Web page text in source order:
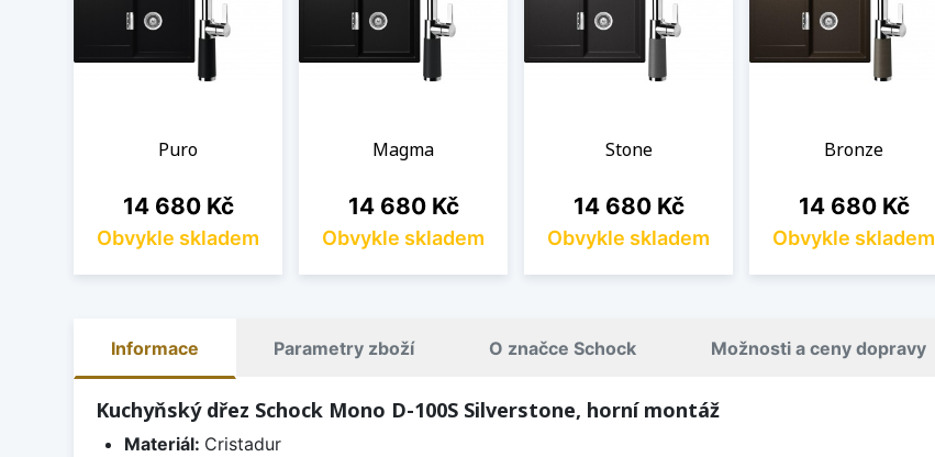
Puro
Cena
14 680 Kč
Obvykle skladem
Magma
Cena
14 680 Kč
Obvykle skladem
Stone
Cena
14 680 Kč
Obvykle skladem
Bronze
Cena
14 680 Kč
Obvykle skladem
Informace Parametry zboží O značce Schock Možnosti a ceny dopravy
Kuchyňský dřez Schock Mono D-100S Silverstone, horní montáž
Materiál: Cristadur